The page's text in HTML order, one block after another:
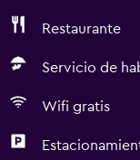
Restaurante
Servicio de
Wifi gratis